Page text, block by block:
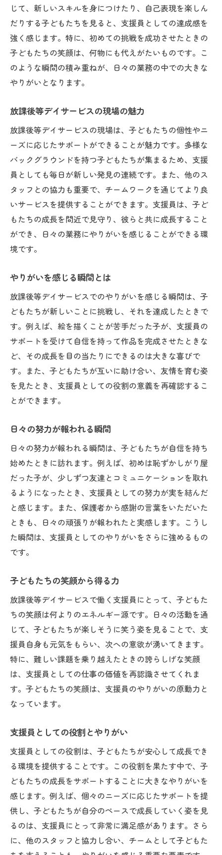
じて、新しいスキルを身につけたり、自己表現を楽しん
だりする子どもたちを見ると、支援員としての達成感を
強く感じます。特に、初めての挑戦を成功させたときの
子どもたちの笑顔は、何物にも代えがたいものです。こ
のような瞬間の積み重ねが、日々の業務の中での大きな
やりがいとなります。
放課後等デイサービスの現場の魅力
放課後等デイサービスの現場は、子どもたちの個性やニ
ーズに応じたサポートができることが魅力です。多様な
バックグラウンドを持つ子どもたちが集まるため、支援
員としても毎日が新しい発見の連続です。また、他のス
タッフとの協力も重要で、チームワークを通じてより良
いサービスを提供することができます。支援員は、子ど
もたちの成長を間近で見守り、彼らと共に成長すること
ができ、日々の業務にやりがいを感じることができる環
境です。
やりがいを感じる瞬間とは
放課後等デイサービスでのやりがいを感じる瞬間は、子
どもたちが新しいことに挑戦し、それを達成したときで
す。例えば、絵を描くことが苦手だった子が、支援員の
サポートを受けて自信を持って作品を完成させたときな
ど、その成長を目の当たりにできるのは大きな喜びで
す。また、子どもたちが互いに助け合い、友情を育む姿
を見たとき、支援員としての役割の意義を再確認するこ
とができます。
日々の努力が報われる瞬間
日々の努力が報われる瞬間は、子どもたちが自信を持ち
始めたときに訪れます。例えば、初めは恥ずかしがり屋
だった子が、少しずつ友達とコミュニケーションを取れ
るようになったとき、支援員としての努力が実を結んだ
と感じます。また、保護者から感謝の言葉をいただいた
ときも、日々の頑張りが報われたと実感します。こうし
た瞬間は、支援員としてのやりがいをさらに強めるもの
です。
子どもたちの笑顔から得る力
放課後等デイサービスで働く支援員にとって、子どもた
ちの笑顔は何よりのエネルギー源です。日々の活動を通
じて、子どもたちが楽しそうに笑う姿を見ることで、支
援員自身も元気をもらい、次への意欲が湧いてきます。
特に、難しい課題を乗り越えたときの誇らしげな笑顔
は、支援員としての仕事の価値を再認識させてくれま
す。子どもたちの笑顔は、支援員のやりがいの原動力と
なっています。
支援員としての役割とやりがい
支援員としての役割は、子どもたちが安心して成長でき
る環境を提供することです。この役割を果たす中で、子
どもたちの成長をサポートすることに大きなやりがいを
感じます。例えば、個々のニーズに応じたサポートを提
供し、子どもたちが自分のペースで成長していく姿を見
るのは、支援員にとって非常に満足感があります。さら
に、他のスタッフと協力し合い、チームとして子どもた